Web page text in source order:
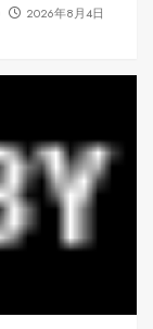
2026年8月4日